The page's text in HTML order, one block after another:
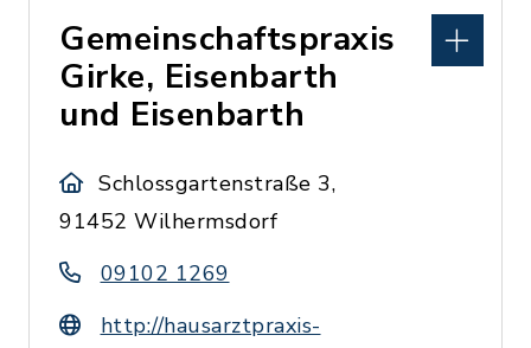
Gemeinschaftspraxis
Girke, Eisenbarth
und Eisenbarth
Schlossgartenstraße 3,
91452 Wilhermsdorf
09102 1269
http://hausarztpraxis-